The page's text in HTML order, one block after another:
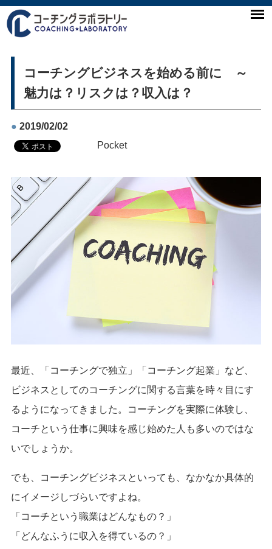
コーチングビジネスを始める前に ～
魅力は？リスクは？収入は？
● 2019/02/02
Pocket
最近、「コーチングで独立」「コーチング起業」など、
ビジネスとしてのコーチングに関する言葉を時々目にす
るようになってきました。コーチングを実際に体験し、
コーチという仕事に興味を感じ始めた人も多いのではな
いでしょうか。
でも、コーチングビジネスといっても、なかなか具体的
にイメージしづらいですよね。
「コーチという職業はどんなもの？」
「どんなふうに収入を得ているの？」